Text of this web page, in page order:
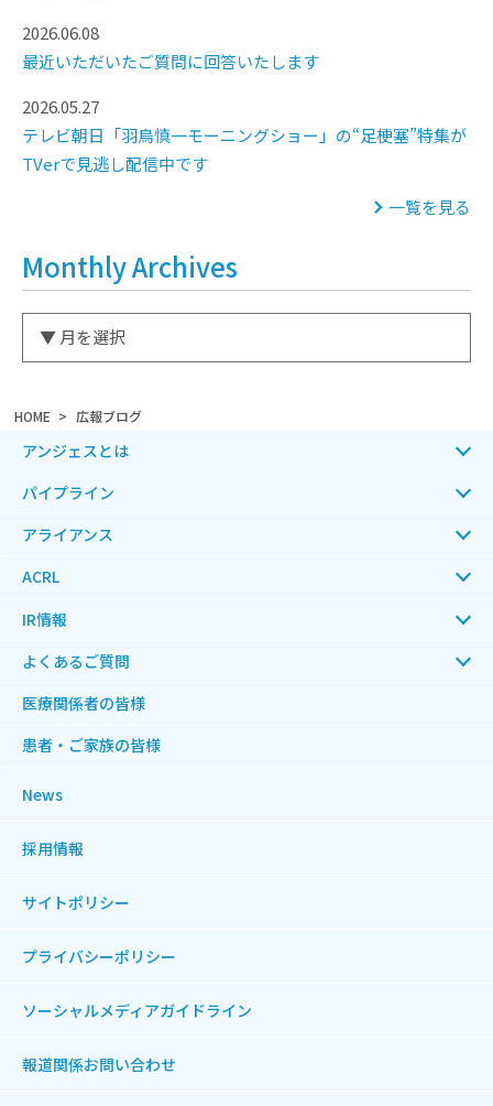
HOME 広報ブログ
2026.06.08
最近いただいたご質問に回答いたします
2026.05.27
テレビ朝日「羽鳥慎一モーニングショー」の“足梗塞”特集が
TVerで見逃し配信中です
一覧を見る
Monthly Archives
アンジェスとは
パイプライン
アライアンス
ACRL
IR情報
よくあるご質問
医療関係者の皆様
患者・ご家族の皆様
News
採用情報
サイトポリシー
プライバシーポリシー
ソーシャルメディアガイドライン
報道関係お問い合わせ